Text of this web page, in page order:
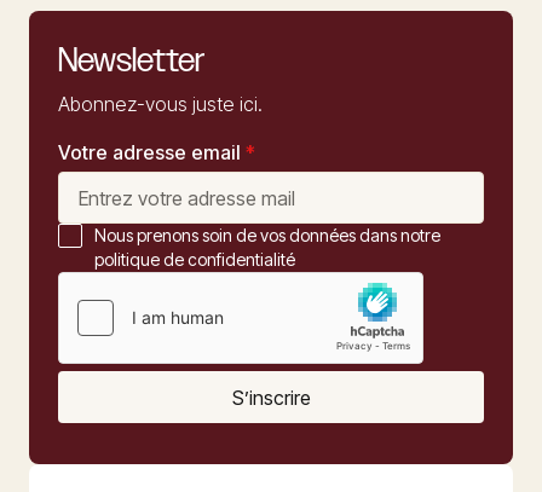
Newsletter
Abonnez-vous juste ici.
Votre adresse email *
Nous prenons soin de vos données dans notre
politique de confidentialité
S’inscrire